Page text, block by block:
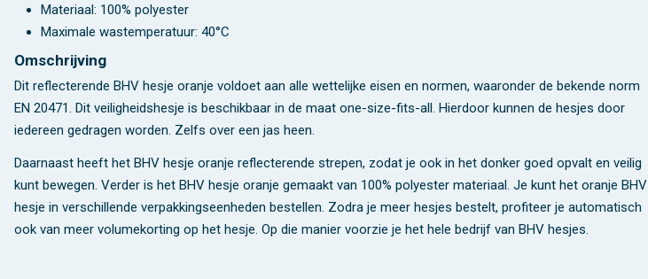
Materiaal: 100% polyester
Maximale wastemperatuur: 40°C
Omschrijving
Dit reflecterende BHV hesje oranje voldoet aan alle wettelijke eisen en normen, waaronder de bekende norm
EN 20471. Dit veiligheidshesje is beschikbaar in de maat one-size-fits-all. Hierdoor kunnen de hesjes door
iedereen gedragen worden. Zelfs over een jas heen.
Daarnaast heeft het BHV hesje oranje reflecterende strepen, zodat je ook in het donker goed opvalt en veilig
kunt bewegen. Verder is het BHV hesje oranje gemaakt van 100% polyester materiaal. Je kunt het oranje BHV
hesje in verschillende verpakkingseenheden bestellen. Zodra je meer hesjes bestelt, profiteer je automatisch
ook van meer volumekorting op het hesje. Op die manier voorzie je het hele bedrijf van BHV hesjes.